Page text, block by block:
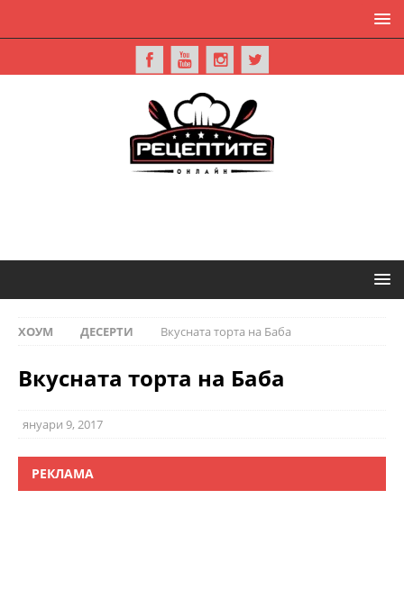
ХОУМ ДЕСЕРТИ Вкусната торта на Баба
Вкусната торта на Баба
януари 9, 2017
РЕКЛАМА